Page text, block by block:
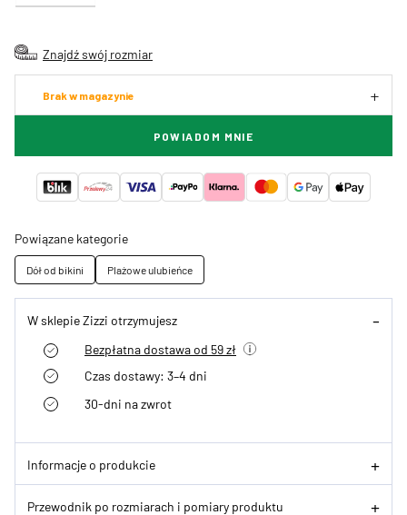
Znajdź swój rozmiar
Brak w magazynie
POWIADOM MNIE
Powiązane kategorie
Dół od bikini Plażowe ulubieńce
W sklepie Zizzi otrzymujesz
Bezpłatna dostawa od 59 zł
Czas dostawy: 3–4 dni
30-dni na zwrot
Informacje o produkcie
Przewodnik po rozmiarach i pomiary produktu